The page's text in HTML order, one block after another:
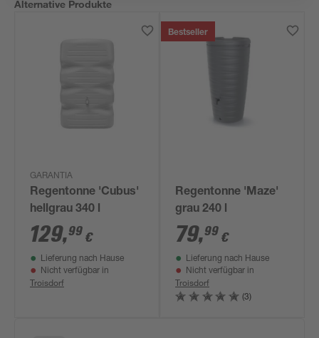
Alternative Produkte
GARANTIA
Regentonne 'Cubus'
hellgrau 340 l
129,99 €
Lieferung nach Hause
Nicht verfügbar in
Troisdorf
Bestseller
Regentonne 'Maze'
grau 240 l
79,99 €
Lieferung nach Hause
Nicht verfügbar in
Troisdorf
(3)